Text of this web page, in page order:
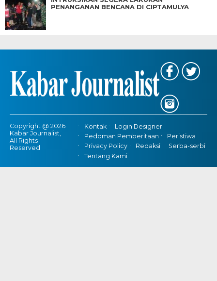
PENANGANAN BENCANA DI CIPTAMULYA
Copyright @ 2026
Kabar Journalist,
All Rights
Reserved
Kontak
Login Designer
Pedoman Pemberitaan
Peristiwa
Privacy Policy
Redaksi
Serba-serbi
Tentang Kami